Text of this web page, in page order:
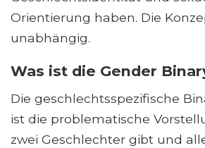
Orientierung haben. Die
unabhängig.
Was ist die Gender
Die geschlechtsspezifische
ist die problematische
zwei Geschlechter gibt und